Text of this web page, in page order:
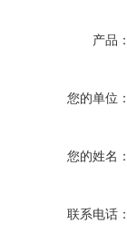
产品
您的单位
您的姓名
联系电话